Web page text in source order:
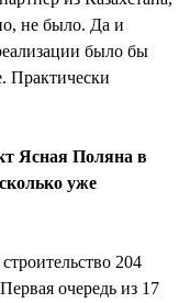
не было. Да и
было бы
Практически
Ясная Поляна в
уже
204
очередь из 17